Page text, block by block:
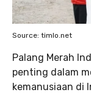
Source: timlo.net
Palang Merah
penting dalam
kemanusiaan di